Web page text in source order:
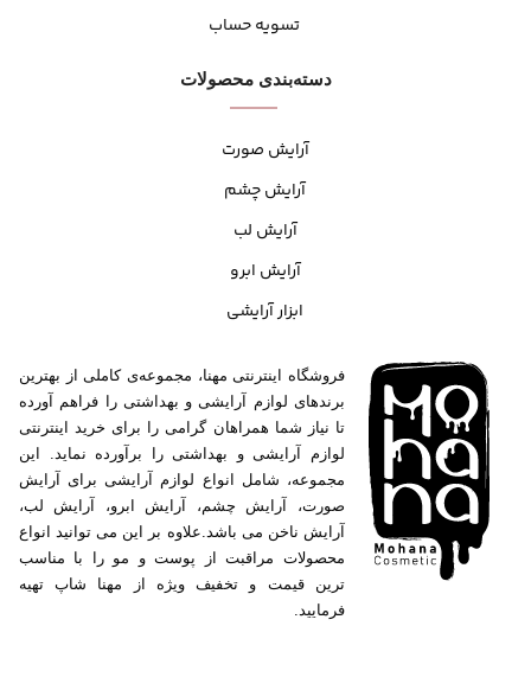
تسویه حساب
دسته‌بندی محصولات
آرایش صورت
آرایش چشم
آرایش لب
آرایش ابرو
ابزار آرایشی
فروشگاه اینترنتی مهنا، مجموعه‌ی کاملی از بهترین
برندهای لوازم آرایشی و بهداشتی را فراهم آورده
تا نیاز شما همراهان گرامی را برای خرید اینترنتی
لوازم آرایشی و بهداشتی را برآورده نماید. این
مجموعه، شامل انواع لوازم آرایشی برای آرایش
صورت، آرایش چشم، آرایش ابرو، آرایش لب،
آرایش ناخن می باشد.علاوه بر این می توانید انواع
محصولات مراقبت از پوست و مو را با مناسب
ترین قیمت و تخفیف ویژه از مهنا شاپ تهیه
فرمایید.